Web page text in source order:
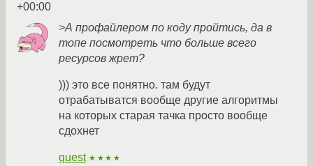
+00:00
>А профайлером по коду пройтись, да в
топе посмотреть что больше всего
ресурсов жрет?
))) это все понятно. там будут
отрабатыватся вообще другие алгоритмы
на которых старая тачка просто вообще
сдохнет
quest ★★★★